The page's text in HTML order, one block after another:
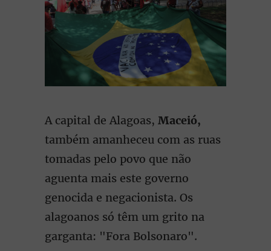
A capital de Alagoas, Maceió,
também amanheceu com as ruas
tomadas pelo povo que não
aguenta mais este governo
genocida e negacionista. Os
alagoanos só têm um grito na
garganta: "Fora Bolsonaro".